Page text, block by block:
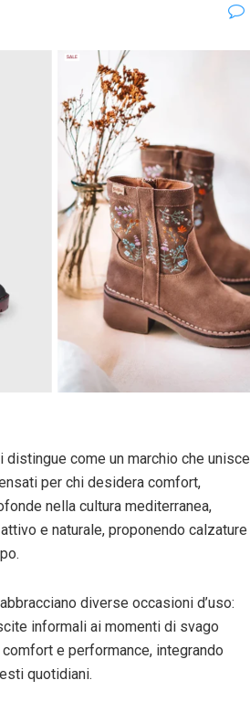
distingue come un marchio che unisce
per chi desidera comfort,
nella cultura mediterranea,
e naturale, proponendo calzature
diverse occasioni d’uso:
informali ai momenti di svago
e performance, integrando
quotidiani.